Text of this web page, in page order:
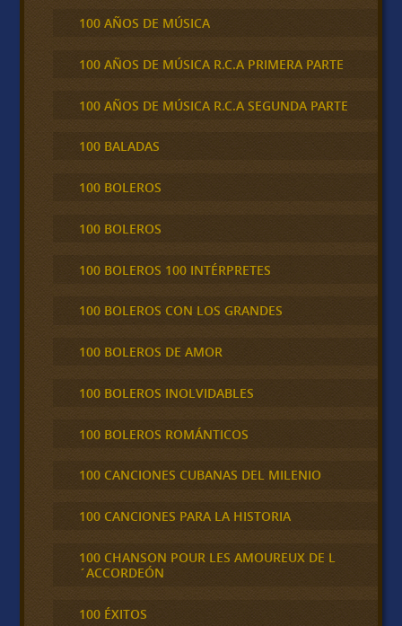
100 AÑOS DE MÚSICA
100 AÑOS DE MÚSICA R.C.A PRIMERA PARTE
100 AÑOS DE MÚSICA R.C.A SEGUNDA PARTE
100 BALADAS
100 BOLEROS
100 BOLEROS
100 BOLEROS 100 INTÉRPRETES
100 BOLEROS CON LOS GRANDES
100 BOLEROS DE AMOR
100 BOLEROS INOLVIDABLES
100 BOLEROS ROMÁNTICOS
100 CANCIONES CUBANAS DEL MILENIO
100 CANCIONES PARA LA HISTORIA
100 CHANSON POUR LES AMOUREUX DE L
´ACCORDEÓN
100 ÉXITOS